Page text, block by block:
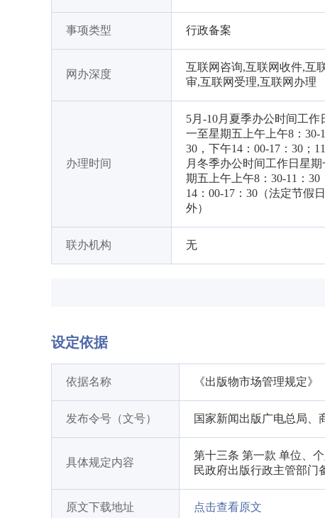
事项类型 行政备案
网办深度
互联网咨询,互联网收件,互
审,互联网受理,互联网办理
办理时间
5月-10月夏季办公时间工作
一至星期五上午上午8：30-
30，下午14：00-17：30；
月冬季办公时间工作日星期
期五上午上午8：30-11：30
14：00-17：30（法定节假
外）
联办机构 无
设定依据
依据名称 《出版物市场管理规定》
发布令号（文号） 国家新闻出版广电总局、
具体规定内容
第十三条 第一款 单位、
民政府出版行政主管部门
原文下载地址 点击查看原文